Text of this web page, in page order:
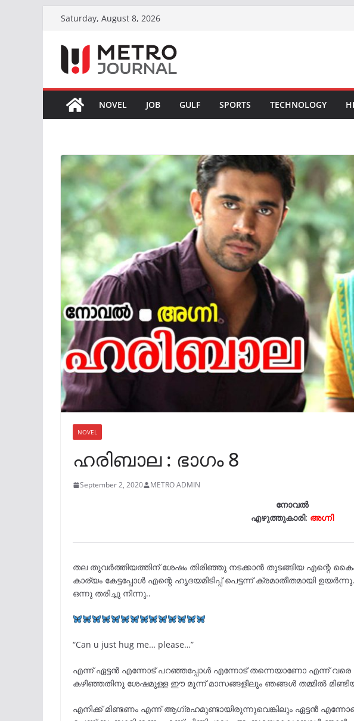
content
Saturday, August 8, 2026
NOVEL JOB GULF SPORTS TECHNOLOGY
NOVEL
ഹരിബാല : ഭാഗം 8
September 2, 2020 METRO ADMIN
നോവൽ
എഴുത്തുകാരി: അഗ്നി
തല തുവർത്തിയത്തിന് ശേഷം തിരിഞ്ഞു നടക്കാൻ തുടങ്ങിയ എന്റെ
കാര്യം കേട്ടപ്പോൾ എന്റെ ഹൃദയമിടിപ്പ് പെട്ടന്ന് ക്രമാതീതമായി
ഒന്നു തരിച്ചു നിന്നു..
“Can u just hug me… please…”
എന്ന് ഏട്ടൻ എന്നോട് പറഞ്ഞപ്പോൾ എന്നോട് തന്നെയാണോ എന്ന്
കഴിഞ്ഞതിനു ശേഷമുള്ള ഈ മൂന്ന് മാസങ്ങളിലും ഞങ്ങൾ തമ്മിൽ
എനിക്ക് മിണ്ടണം എന്ന് ആഗ്രഹമുണ്ടായിരുന്നുവെങ്കിലും ഏട്ടൻ